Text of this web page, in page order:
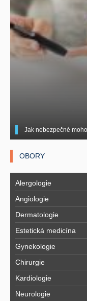
Jak nebezpečné
OBORY
Alergologie
Angiologie
Dermatologie
Estetická medicína
Gynekologie
Chirurgie
Kardiologie
Neurologie